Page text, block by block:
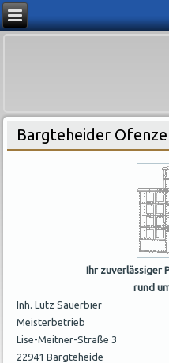
Bargteheider
Ihr zuverlässiger
rund
Inh. Lutz Sauerbier
Meisterbetrieb
Lise-Meitner-Straße 3
22941 Bargteheide